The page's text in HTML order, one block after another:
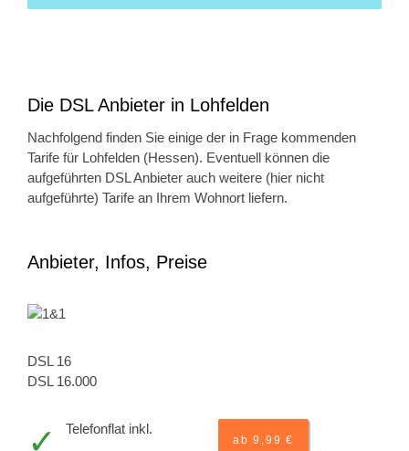
Die DSL Anbieter in Lohfelden
Nachfolgend finden Sie einige der in Frage kommenden
Tarife für Lohfelden (Hessen). Eventuell können die
aufgeführten DSL Anbieter auch weitere (hier nicht
aufgeführte) Tarife an Ihrem Wohnort liefern.
Anbieter, Infos, Preise
DSL 16
DSL 16.000
Telefonflat inkl.
ab 9,99 €